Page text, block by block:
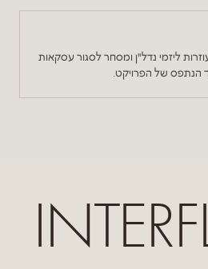
ליזמי נדל"ן ומסחר לסגור עסקאות
הנתפס של הפרויקט.